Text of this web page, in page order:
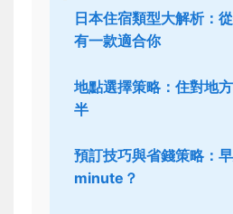
日本住宿類型大解析：
有一款適合你
地點選擇策略：住對地
半
預訂技巧與省錢策略：
minute？